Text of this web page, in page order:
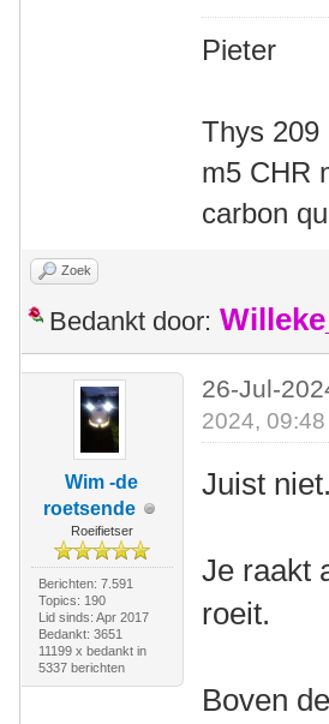
Pieter
Thys 209
m5 CHR
carbon
Zoek
Bedankt door:
Wim -de
roetsende
Roeifietser
Berichten: 7.591
Topics: 190
Lid sinds: Apr 2017
Bedankt: 3651
11199 x bedankt in
5337 berichten
26-Jul-
2024,
Juist niet.
Je raakt
roeit.
Boven